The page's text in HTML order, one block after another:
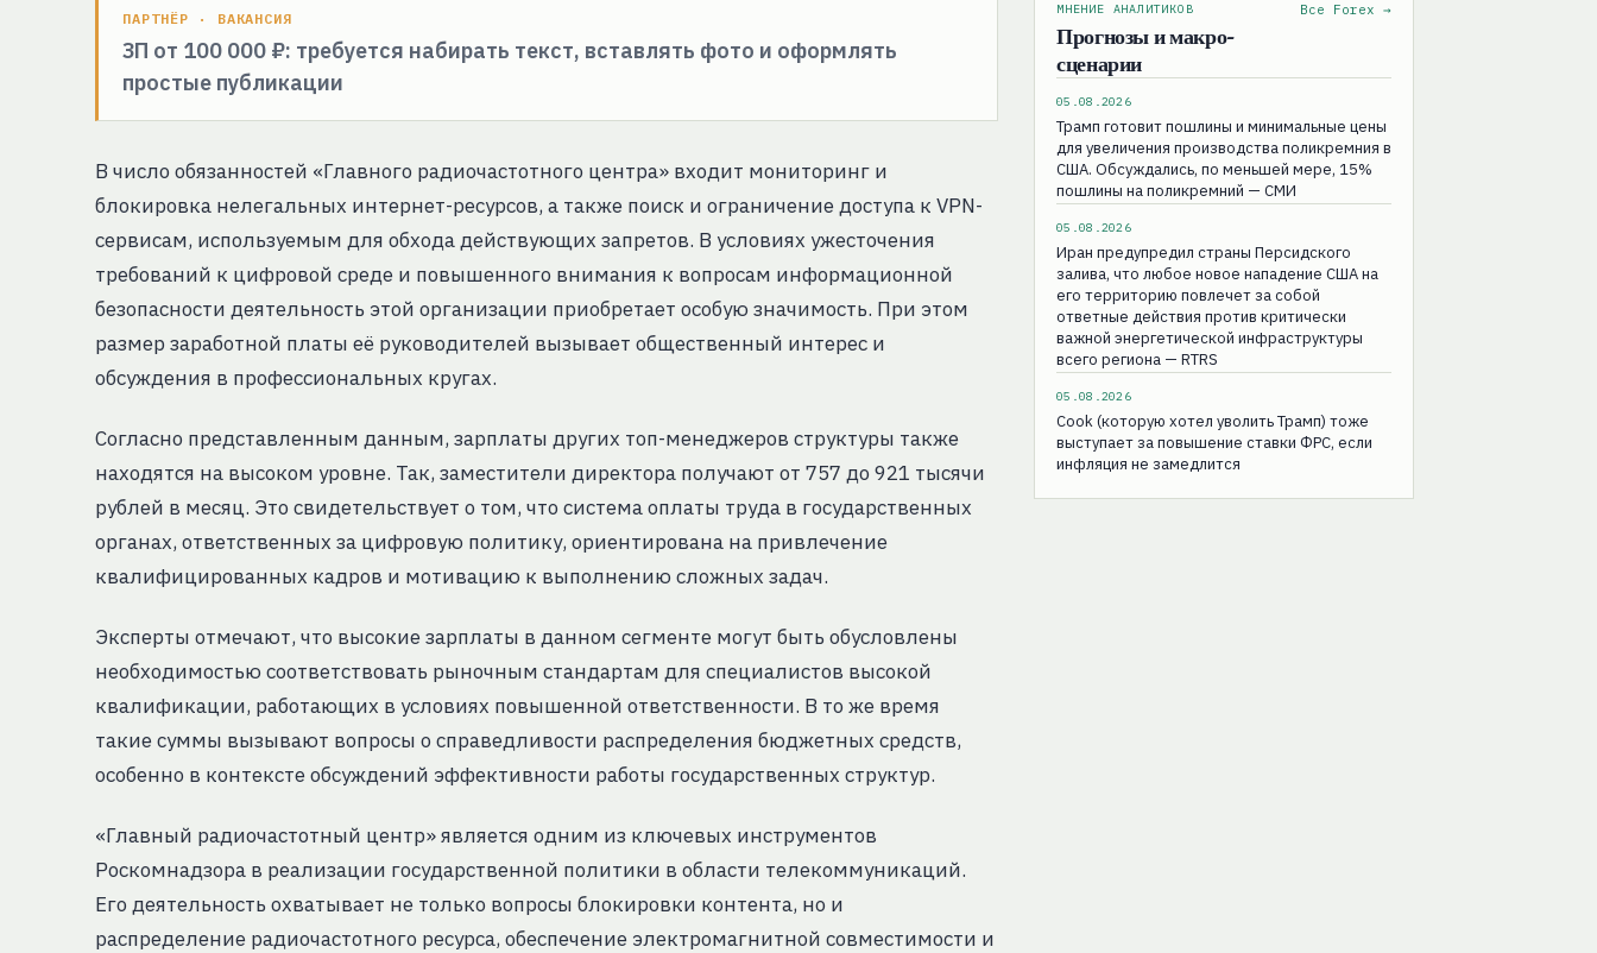
ПАРТНЁР · ВАКАНСИЯ
ЗП от 100 000 ₽: требуется набирать текст, вставлять фото и оформлять
простые публикации
В число обязанностей «Главного радиочастотного центра» входит мониторинг и
блокировка нелегальных интернет-ресурсов, а также поиск и ограничение доступа к VPN-
сервисам, используемым для обхода действующих запретов. В условиях ужесточения
требований к цифровой среде и повышенного внимания к вопросам информационной
безопасности деятельность этой организации приобретает особую значимость. При этом
размер заработной платы её руководителей вызывает общественный интерес и
обсуждения в профессиональных кругах.
Согласно представленным данным, зарплаты других топ-менеджеров структуры также
находятся на высоком уровне. Так, заместители директора получают от 757 до 921 тысячи
рублей в месяц. Это свидетельствует о том, что система оплаты труда в государственных
органах, ответственных за цифровую политику, ориентирована на привлечение
квалифицированных кадров и мотивацию к выполнению сложных задач.
Эксперты отмечают, что высокие зарплаты в данном сегменте могут быть обусловлены
необходимостью соответствовать рыночным стандартам для специалистов высокой
квалификации, работающих в условиях повышенной ответственности. В то же время
такие суммы вызывают вопросы о справедливости распределения бюджетных средств,
особенно в контексте обсуждений эффективности работы государственных структур.
«Главный радиочастотный центр» является одним из ключевых инструментов
Роскомнадзора в реализации государственной политики в области телекоммуникаций.
Его деятельность охватывает не только вопросы блокировки контента, но и
распределение радиочастотного ресурса, обеспечение электромагнитной совместимости и
МНЕНИЕ АНАЛИТИКОВ
Прогнозы и макро-
сценарии
Все Forex →
05.08.2026
Трамп готовит пошлины и минимальные цены
для увеличения производства поликремния в
США. Обсуждались, по меньшей мере, 15%
пошлины на поликремний — СМИ
05.08.2026
Иран предупредил страны Персидского
залива, что любое новое нападение США на
его территорию повлечет за собой
ответные действия против критически
важной энергетической инфраструктуры
всего региона — RTRS
05.08.2026
Cook (которую хотел уволить Трамп) тоже
выступает за повышение ставки ФРС, если
инфляция не замедлится